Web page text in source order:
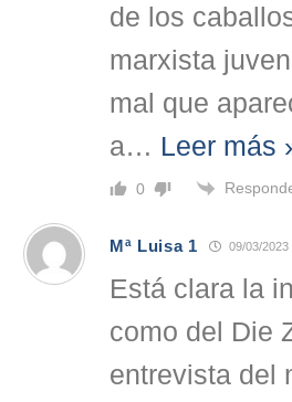
de los
marxista
mal que
a… Leer más
0
Mª Luisa 1 09/03/2023
Está clara la
como del Die
entrevista del